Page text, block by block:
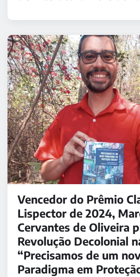
Vencedor do Prêmio
Lispector de 2024,
Cervantes de Oliveira
Revolução Decolonial
“Precisamos de um
Paradigma em